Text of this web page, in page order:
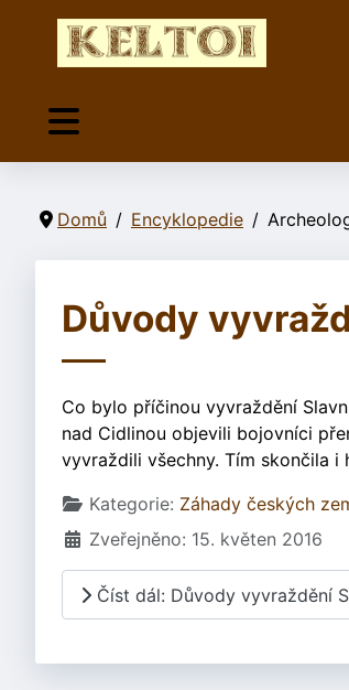
Domů Encyklopedie
Důvody
Co bylo příčinou vyvraždění
nad Cidlinou objevili bojovníci
vyvraždili všechny. Tím skončila i
Základní údaje
Kategorie: Záhady českých
Zveřejněno: 15. květen 2016
Číst dál: Důvody vyvraždění